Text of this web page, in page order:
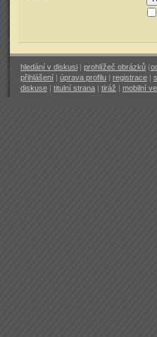
hledání v diskusi | prohlížeč obrázků (
přihlášení | úprava profilu | registrace |
diskuse | titulní strana | tiráž | mobilní